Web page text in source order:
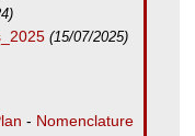
(15/07/2025)
- Nomenclature